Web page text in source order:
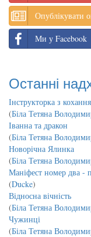
Опублікувати
Ми у Facebook
Останні
Інструкторка з кохання
(Біла Тетяна
Іванна та дракон
(Біла Тетяна
Новорічна Ялинка
(Біла Тетяна
Маніфест номер два -
(Ducke)
Відносна вічність
(Біла Тетяна
Чужинці
(Біла Тетяна